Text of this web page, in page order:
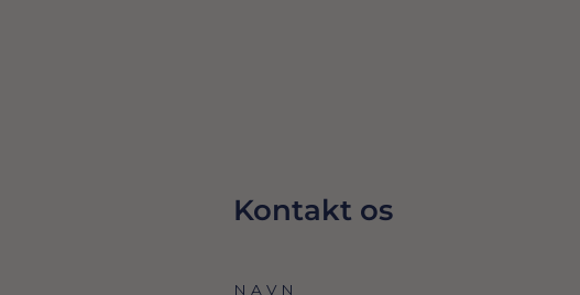
Kontakt os
NAVN